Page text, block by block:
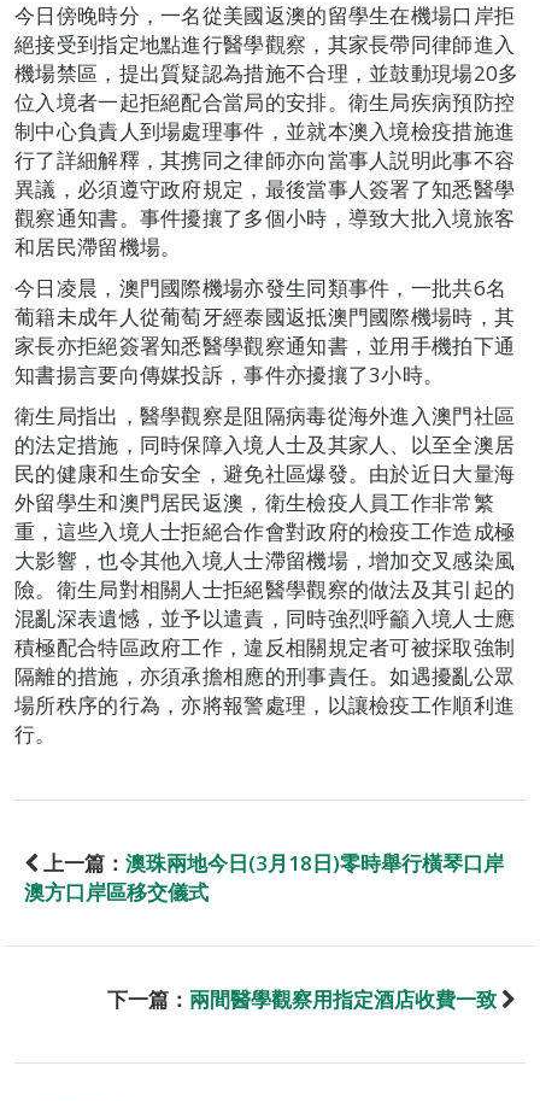
今日傍晚時分，一名從美國返澳的留學生在機場口岸拒
絕接受到指定地點進行醫學觀察，其家長帶同律師進入
機場禁區，提出質疑認為措施不合理，並鼓動現場20多
位入境者一起拒絕配合當局的安排。衛生局疾病預防控
制中心負責人到場處理事件，並就本澳入境檢疫措施進
行了詳細解釋，其携同之律師亦向當事人説明此事不容
異議，必須遵守政府規定，最後當事人簽署了知悉醫學
觀察通知書。事件擾攘了多個小時，導致大批入境旅客
和居民滯留機場。
今日凌晨，澳門國際機場亦發生同類事件，一批共6名
葡籍未成年人從葡萄牙經泰國返抵澳門國際機場時，其
家長亦拒絕簽署知悉醫學觀察通知書，並用手機拍下通
知書揚言要向傳媒投訴，事件亦擾攘了3小時。
衛生局指出，醫學觀察是阻隔病毒從海外進入澳門社區
的法定措施，同時保障入境人士及其家人、以至全澳居
民的健康和生命安全，避免社區爆發。由於近日大量海
外留學生和澳門居民返澳，衛生檢疫人員工作非常繁
重，這些入境人士拒絕合作會對政府的檢疫工作造成極
大影響，也令其他入境人士滯留機場，增加交叉感染風
險。衛生局對相關人士拒絕醫學觀察的做法及其引起的
混亂深表遺憾，並予以遣責，同時強烈呼籲入境人士應
積極配合特區政府工作，違反相關規定者可被採取強制
隔離的措施，亦須承擔相應的刑事責任。如遇擾亂公眾
場所秩序的行為，亦將報警處理，以讓檢疫工作順利進
行。
上一篇： 澳珠兩地今日(3月18日)零時舉行橫琴口岸
澳方口岸區移交儀式
下一篇： 兩間醫學觀察用指定酒店收費一致